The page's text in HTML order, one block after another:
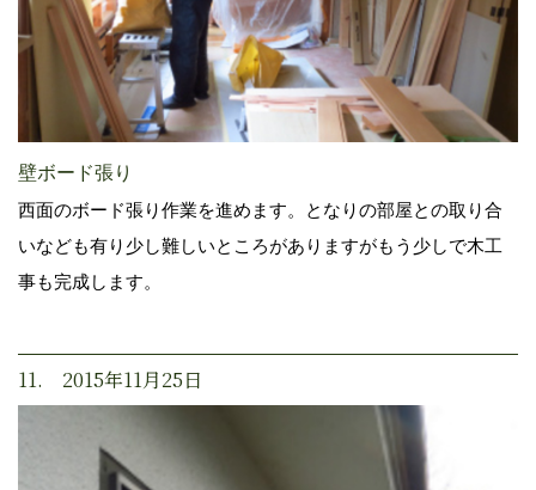
壁ボード張り
西面のボード張り作業を進めます。となりの部屋との取り合
いなども有り少し難しいところがありますがもう少しで木工
事も完成します。
11. 2015年11月25日